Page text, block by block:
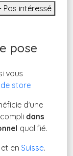
Pas intéressé
pose
vous
store
d'une
dans
qualifié.
et en Suisse.